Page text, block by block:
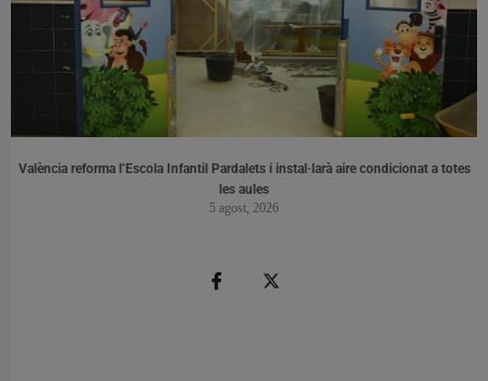
València reforma l’Escola Infantil Pardalets i instal·larà aire condicionat a totes
les aules
5 agost, 2026